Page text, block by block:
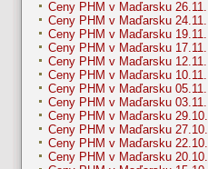
Ceny PHM v Maďarsku 26.11.
Ceny PHM v Maďarsku 24.11.
Ceny PHM v Maďarsku 19.11.
Ceny PHM v Maďarsku 17.11.
Ceny PHM v Maďarsku 12.11.
Ceny PHM v Maďarsku 10.11.
Ceny PHM v Maďarsku 05.11.
Ceny PHM v Maďarsku 03.11.
Ceny PHM v Maďarsku 29.10.
Ceny PHM v Maďarsku 27.10.
Ceny PHM v Maďarsku 22.10.
Ceny PHM v Maďarsku 20.10.